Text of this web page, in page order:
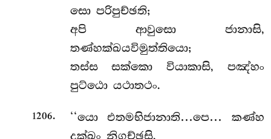
සො පරිපුච්ඡති;
අපි ආවුසො ජානාසි,
තණ්හක්ඛයවිමුත්තියො;
තස්ස සක්කො වියාකාසි, පඤ්හං
පුට්ඨො යථාතථං.
1206.
‘‘යො එතමභිජානාති…පෙ… කණ්හ
දුක්ඛං නිගච්ඡසි.